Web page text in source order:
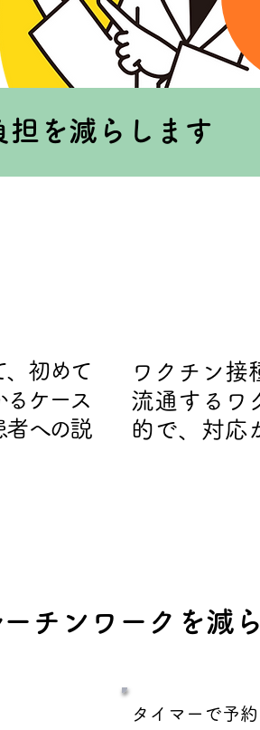
担を減らします
、初めて
ケース
者への説
ワクチン接
流通するワ
的で、対応
チンワークを減
タイマーで予